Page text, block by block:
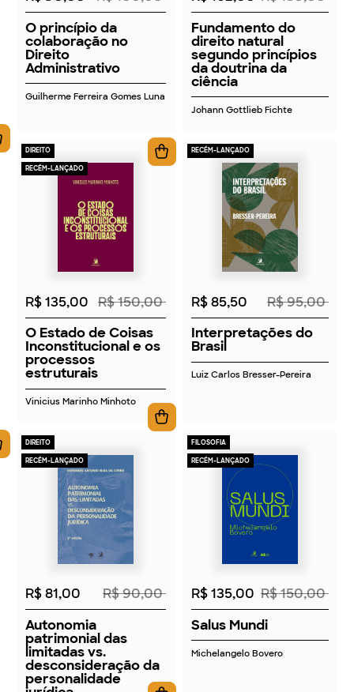
O princípio da
colaboração no
Direito
Administrativo
Guilherme Ferreira Gomes Luna
Fundamento do
direito natural
segundo princípios
da doutrina da
ciência
Johann Gottlieb Fichte
DIREITO
RECÉM-LANÇADO
2026
R$ 135,00 R$ 150,00
O Estado de Coisas
Inconstitucional e os
processos
estruturais
Vinicius Marinho Minhoto
RECÉM-LANÇADO
2026
R$ 85,50
R$ 95,00
Interpretações do
Brasil
Luiz Carlos Bresser-Pereira
DIREITO
RECÉM-LANÇADO
2026
R$ 81,00
R$ 90,00
Autonomia
patrimonial das
limitadas vs.
desconsideração da
personalidade
FILOSOFIA
RECÉM-LANÇADO
2026
R$ 135,00 R$ 150,00
Salus Mundi
Michelangelo Bovero